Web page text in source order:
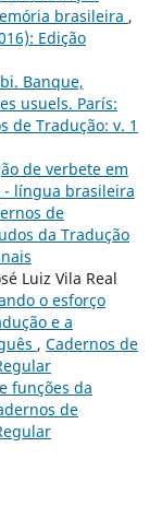
brasileira ,
Edição
Banque,
usuels. París:
de Tradução: v. 1
de verbete em
língua brasileira
de
da Tradução
Luiz Vila Real
o esforço
e a
, Cadernos de
funções da
de